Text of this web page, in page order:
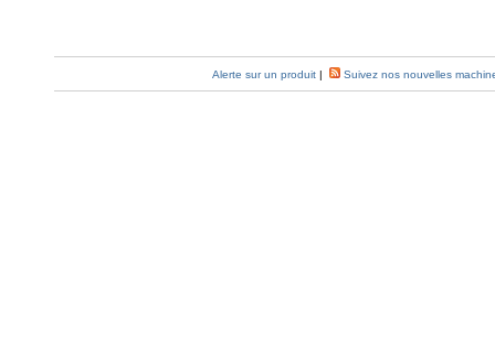
Alerte sur un produit | Suivez nos nouvelles